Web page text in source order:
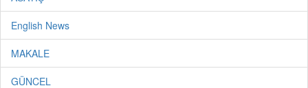
English News
MAKALE
GÜNCEL